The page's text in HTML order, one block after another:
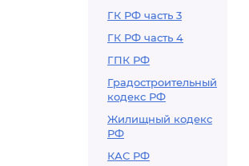
ГК РФ часть 3
ГК РФ часть 4
ГПК РФ
Градостроительный
кодекс РФ
Жилищный кодекс
РФ
КАС РФ